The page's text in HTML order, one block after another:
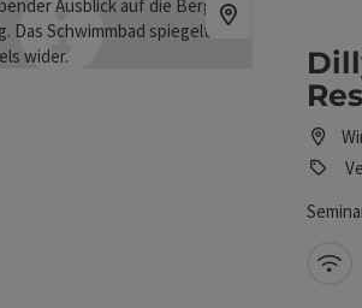
: Dilly – Das Nationalpark Resort